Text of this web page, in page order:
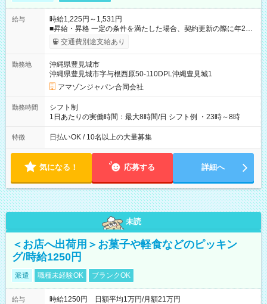
給与
時給1,225円～1,531円
■昇給・昇格 一定の条件を満たした場合、契約更新の際に年2回
まで昇給の機会があります。 ■正社員登用制度あり ※月末締/翌
月25日支払い ※時間外手当、別途支給 ※深夜割増賃金 (22:00～
☆Amazon直雇用で安定して働けます！ 【試用期間】試用期間
あり 試用期間の長さ：1週間 雇用形態、給与は本採用時と同じ
です。
交通費別途支給あり
勤務地
沖縄県豊見城市
沖縄県豊見城市字与根西原50-110DPL沖縄豊見城1
アマゾンジャパン合同会社
勤務時間
シフト制
1日あたりの実働時間：最大8時間/日 シフト例 ・23時～8時
特徴 日払いOK / 10名以上の大量募集
気になる！ 応募する 詳細へ
未読
＜お店へ出荷用＞お菓子や軽食などのピッキン
グ/時給1250円
派遣 職種未経験OK ブランクOK
給与
時給1250円 日額平均1万円/月額21万円